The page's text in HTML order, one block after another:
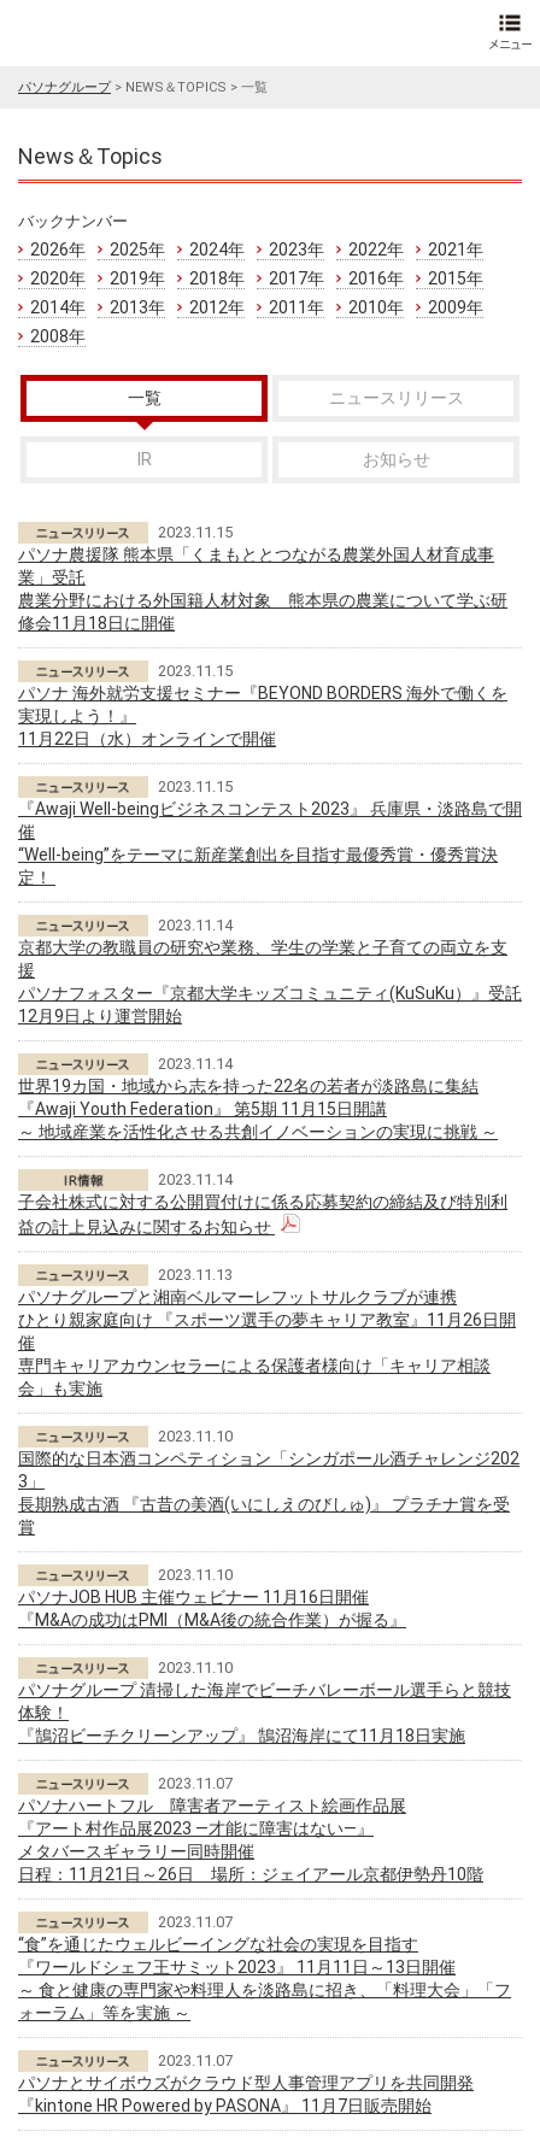
パソナグループ> NEWS＆TOPICS > 一覧
News＆Topics
バックナンバー
2026年 2025年 2024年 2023年 2022年
2021年
2020年
2019年 2018年 2017年 2016年
2015年
2014年
2013年 2012年 2011年 2010年
2009年
2008年
一覧 ニュースリリース
IR お知らせ
2023.11.15
パソナ農援隊 熊本県「くまもととつながる農業外国人材育成事
業」受託
農業分野における外国籍人材対象 熊本県の農業について学ぶ研
修会11月18日に開催
2023.11.15
パソナ 海外就労支援セミナー『BEYOND BORDERS 海外で働くを
実現しよう！』
11月22日（水）オンラインで開催
2023.11.15
『Awaji Well-beingビジネスコンテスト2023』 兵庫県・淡路島で開
催
“Well-being”をテーマに新産業創出を目指す最優秀賞・優秀賞決
定！
2023.11.14
京都大学の教職員の研究や業務、学生の学業と子育ての両立を支
援
パソナフォスター『京都大学キッズコミュニティ(KuSuKu）』受託
12月9日より運営開始
2023.11.14
世界19カ国・地域から志を持った22名の若者が淡路島に集結
『Awaji Youth Federation』 第5期 11月15日開講
～ 地域産業を活性化させる共創イノベーションの実現に挑戦 ～
2023.11.14
子会社株式に対する公開買付けに係る応募契約の締結及び特別利
益の計上見込みに関するお知らせ
2023.11.13
パソナグループと湘南ベルマーレフットサルクラブが連携
ひとり親家庭向け 『スポーツ選手の夢キャリア教室』11月26日開
催
専門キャリアカウンセラーによる保護者様向け「キャリア相談
会」も実施
2023.11.10
国際的な日本酒コンペティション「シンガポール酒チャレンジ202
3」
長期熟成古酒 『古昔の美酒(いにしえのびしゅ)』 プラチナ賞を受
賞
2023.11.10
パソナJOB HUB 主催ウェビナー 11月16日開催
『M&Aの成功はPMI（M&A後の統合作業）が握る』
2023.11.10
パソナグループ 清掃した海岸でビーチバレーボール選手らと競技
体験！
『鵠沼ビーチクリーンアップ』 鵠沼海岸にて11月18日実施
2023.11.07
パソナハートフル 障害者アーティスト絵画作品展
『アート村作品展2023 ―才能に障害はない―』
メタバースギャラリー同時開催
日程：11月21日～26日 場所：ジェイアール京都伊勢丹10階
2023.11.07
“食”を通じたウェルビーイングな社会の実現を目指す
『ワールドシェフ王サミット2023』 11月11日～13日開催
～ 食と健康の専門家や料理人を淡路島に招き、「料理大会」「フ
ォーラム」等を実施 ～
2023.11.07
パソナとサイボウズがクラウド型人事管理アプリを共同開発
『kintone HR Powered by PASONA』 11月7日販売開始